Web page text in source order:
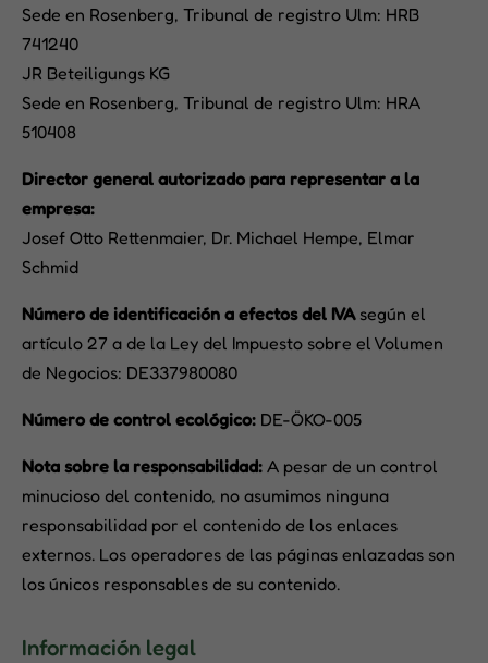
Sede en Rosenberg, Tribunal de registro Ulm: HRB
741240
JR Beteiligungs KG
Sede en Rosenberg, Tribunal de registro Ulm: HRA
510408
Director general autorizado para representar a la
empresa:
Josef Otto Rettenmaier, Dr. Michael Hempe, Elmar
Schmid
Número de identificación a efectos del IVAsegún el
artículo 27 a de la Ley del Impuesto sobre el Volumen
de Negocios: DE337980080
Número de control ecológico: DE-ÖKO-005
Nota sobre la responsabilidad: A pesar de un control
minucioso del contenido, no asumimos ninguna
responsabilidad por el contenido de los enlaces
externos. Los operadores de las páginas enlazadas son
los únicos responsables de su contenido.
Información legal